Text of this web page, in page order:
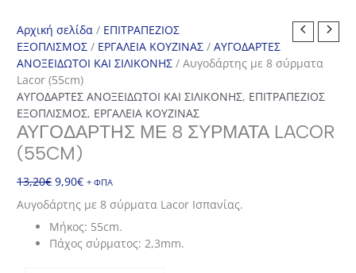
Αρχική σελίδα / ΕΠΙΤΡΑΠΕΖΙΟΣ
ΕΞΟΠΛΙΣΜΟΣ / ΕΡΓΑΛΕΙΑ ΚΟΥΖΙΝΑΣ /ΑΥΓΟΔΑΡΤΕΣ
ΑΝΟΞΕΙΔΩΤΟΙ ΚΑΙ ΣΙΛΙΚΟΝΗΣ / Αυγοδάρτης με 8 σύρματα
Lacor (55cm)
ΑΥΓΟΔΑΡΤΕΣ ΑΝΟΞΕΙΔΩΤΟΙ ΚΑΙ ΣΙΛΙΚΟΝΗΣ, ΕΠΙΤΡΑΠΕΖΙΟΣ
ΕΞΟΠΛΙΣΜΟΣ, ΕΡΓΑΛΕΙΑ ΚΟΥΖΙΝΑΣ
ΑΥΓΟΔΆΡΤΗΣ ΜΕ 8 ΣΎΡΜΑΤΑ LACOR
(55CM)
13,20€ Original
was:
13,20€.
9,90€Η
τρέχουσα
τιμή
είναι:
9,90€.
+ ΦΠΑ
Αυγοδάρτης με 8 σύρματα Lacor Ισπανίας.
Μήκος: 55cm.
Πάχος σύρματος: 2,3mm.